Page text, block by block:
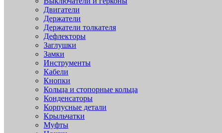
Двигатели
Держатели
Держатели толкателя
Дефлекторы
Заглушки
Замки
Инструменты
Кабели
Кнопки
Кольца и стопорные кольца
Конденсаторы
Корпусные детали
Крыльчатки
Муфты